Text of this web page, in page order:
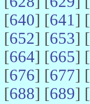
[640] [641] [
[652] [653] [
[664] [665] [
[676] [677] [
[688] [689] [